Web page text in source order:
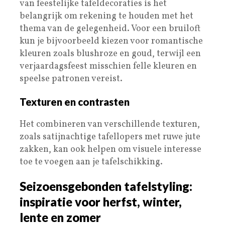
van feestelijke tafeldecoraties is het
belangrijk om rekening te houden met het
thema van de gelegenheid. Voor een bruiloft
kun je bijvoorbeeld kiezen voor romantische
kleuren zoals blushroze en goud, terwijl een
verjaardagsfeest misschien felle kleuren en
speelse patronen vereist.
Texturen en contrasten
Het combineren van verschillende texturen,
zoals satijnachtige tafellopers met ruwe jute
zakken, kan ook helpen om visuele interesse
toe te voegen aan je tafelschikking.
Seizoensgebonden tafelstyling:
inspiratie voor herfst, winter,
lente en zomer